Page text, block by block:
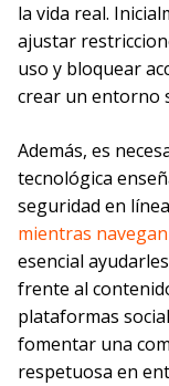
la vida real.
ajustar
uso y bloquear
crear un entorno
Además, es
tecnológica
seguridad en
mientras
esencial
frente al
plataformas
fomentar una
respetuosa en